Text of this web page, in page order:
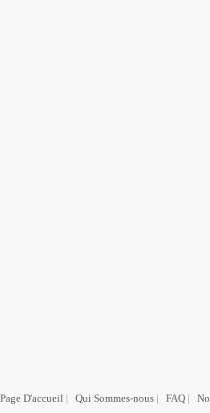
Page D'accueil | Qui Sommes-nous | FAQ |